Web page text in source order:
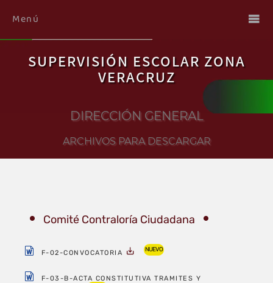
Menú
SUPERVISIÓN ESCOLAR ZONA
VERACRUZ
DIRECCIÓN GENERAL
ARCHIVOS PARA DESCARGAR
Comité Contraloría Ciudadana
F-02-CONVOCATORIA NUEVO
F-03-B-ACTA CONSTITUTIVA TRAMITES Y